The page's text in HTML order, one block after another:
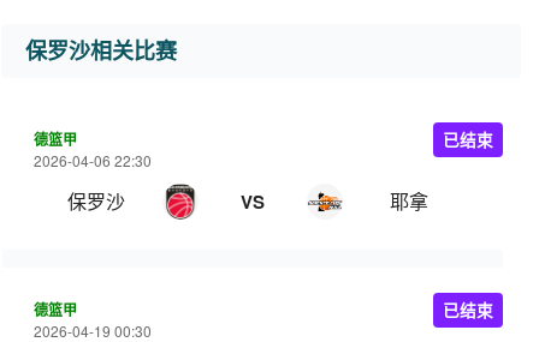
保罗沙相关比赛
德篮甲
2026-04-06 22:30
保罗沙 VS 耶拿
已结束
德篮甲
2026-04-19 00:30
已结束